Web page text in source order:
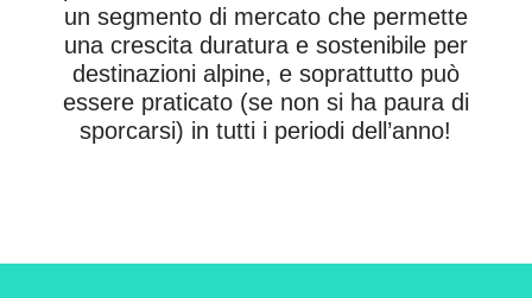
un segmento di mercato che permette
una crescita duratura e sostenibile per
destinazioni alpine, e soprattutto può
essere praticato (se non si ha paura di
sporcarsi) in tutti i periodi dell’anno!